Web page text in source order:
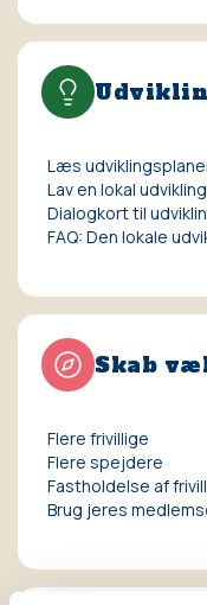
Læs
Lav en lokal
Dialogkort til
FAQ: Den lokale
Skab
Flere frivillige
Flere spejdere
Fastholdelse af
Brug jeres